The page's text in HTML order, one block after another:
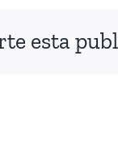
esta